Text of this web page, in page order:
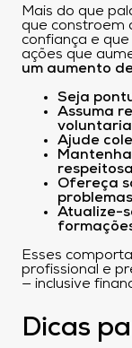
Mais do que
que constroem
confiança e
ações que
um aumento
Seja
Assuma
Ajude
respeitosa
Ofereça
problemas
Atualize-
Esses
profissional e
— inclusive
Dicas